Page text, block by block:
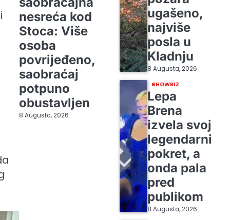
nesreća kod
Stoca: Više
osoba
povrijeđeno,
saobraćaj
potpuno
obustavljen
8 Augusta, 2026
ugašeno,
najviše
posla u
Kladnju
8 Augusta, 2026
SHOWBIZ
Lepa
Brena
izvela svoj
legendarni
pokret, a
onda pala
pred
publikom
8 Augusta, 2026